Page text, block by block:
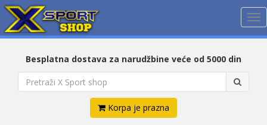
Besplatna dostava za narudžbine veće od 5000 din
Korpa je prazna